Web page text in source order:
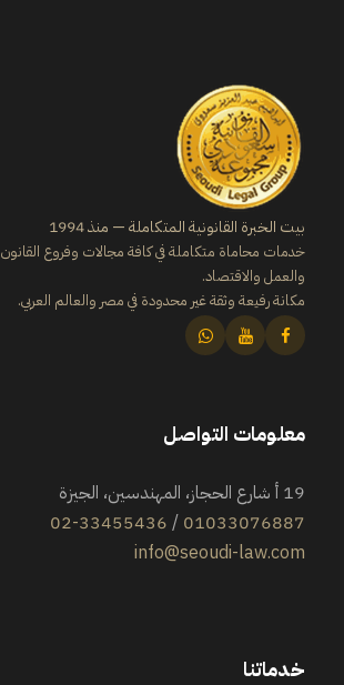
بيت الخبرة القانونية المتكاملة — منذ 1994
خدمات محاماة متكاملة في كافة مجالات وفروع القانون
والعمل والاقتصاد.
مكانة رفيعة وثقة غير محدودة في مصر والعالم العربي.
معلومات التواصل
19 أ شارع الحجاز، المهندسين، الجيزة
01033076887
/
02-33455436
info@seoudi-law.com
خدماتنا